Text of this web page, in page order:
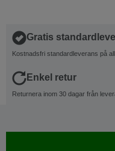
Gratis
Kostnadsfri standardleverans på
Enkel retur
Returnera inom 30 dagar från